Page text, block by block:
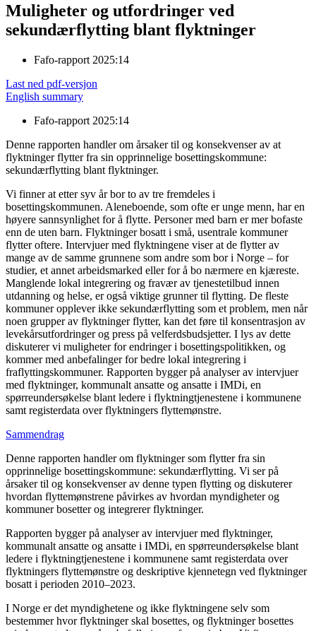
Muligheter og utfordringer ved
sekundærflytting blant flyktninger
Fafo-rapport 2025:14
Last ned pdf-versjon
English summary
Fafo-rapport 2025:14
Denne rapporten handler om årsaker til og konsekvenser av at
flyktninger flytter fra sin opprinnelige bosettingskommune:
sekundærflytting blant flyktninger.
Vi finner at etter syv år bor to av tre fremdeles i
bosettingskommunen. Aleneboende, som ofte er unge menn, har en
høyere sannsynlighet for å flytte. Personer med barn er mer bofaste
enn de uten barn. Flyktninger bosatt i små, usentrale kommuner
flytter oftere. Intervjuer med flyktningene viser at de flytter av
mange av de samme grunnene som andre som bor i Norge – for
studier, et annet arbeidsmarked eller for å bo nærmere en kjæreste.
Manglende lokal integrering og fravær av tjenestetilbud innen
utdanning og helse, er også viktige grunner til flytting. De fleste
kommuner opplever ikke sekundærflytting som et problem, men når
noen grupper av flyktninger flytter, kan det føre til konsentrasjon av
levekårsutfordringer og press på velferdsbudsjetter. I lys av dette
diskuterer vi muligheter for endringer i bosettingspolitikken, og
kommer med anbefalinger for bedre lokal integrering i
fraflyttingskommuner. Rapporten bygger på analyser av intervjuer
med flyktninger, kommunalt ansatte og ansatte i IMDi, en
spørreundersøkelse blant ledere i flyktningtjenestene i kommunene
samt registerdata over flyktningers flyttemønstre.
Sammendrag
Denne rapporten handler om flyktninger som flytter fra sin
opprinnelige bosettingskommune: sekundærflytting. Vi ser på
årsaker til og konsekvenser av denne typen flytting og diskuterer
hvordan flyttemønstrene påvirkes av hvordan myndigheter og
kommuner bosetter og integrerer flyktninger.
Rapporten bygger på analyser av intervjuer med flyktninger,
kommunalt ansatte og ansatte i IMDi, en spørreundersøkelse blant
ledere i flyktningtjenestene i kommunene samt registerdata over
flyktningers flyttemønstre og deskriptive kjennetegn ved flyktninger
bosatt i perioden 2010–2023.
I Norge er det myndighetene og ikke flyktningene selv som
bestemmer hvor flyktninger skal bosettes, og flyktninger bosettes